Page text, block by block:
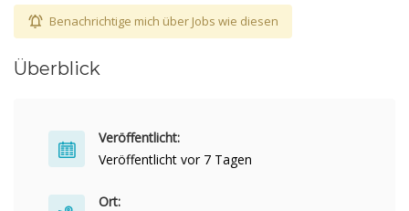
Benachrichtige mich über Jobs wie diesen
Überblick
Veröffentlicht:
Veröffentlicht vor 7 Tagen
Ort: